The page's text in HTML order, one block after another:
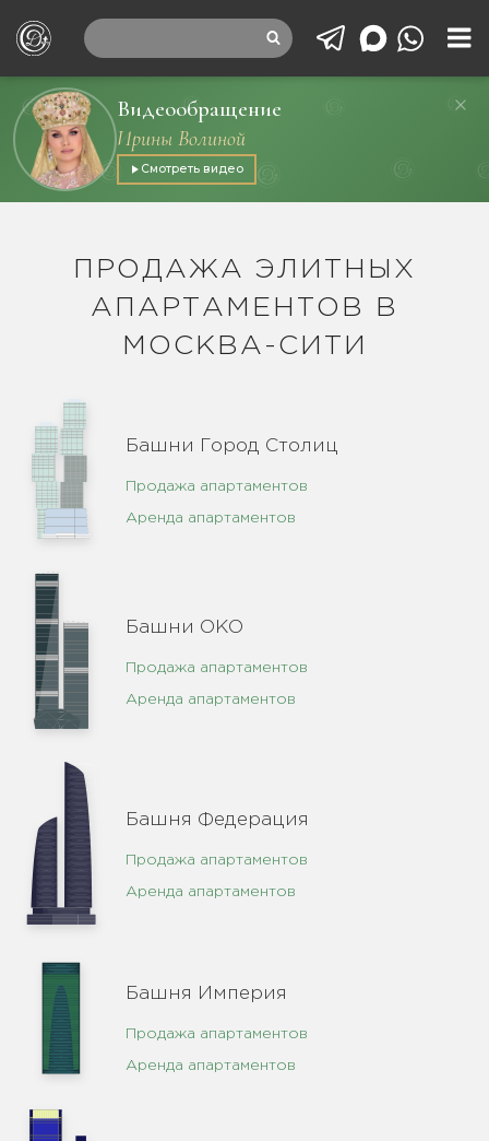
Видеообращение
Ирины Волиной
Смотреть видео
ПРОДАЖА ЭЛИТНЫХ
АПАРТАМЕНТОВ В
МОСКВА-СИТИ
Башни Город Столиц
Продажа апартаментов
Аренда апартаментов
Башни ОКО
Продажа апартаментов
Аренда апартаментов
Башня Федерация
Продажа апартаментов
Аренда апартаментов
Башня Империя
Продажа апартаментов
Аренда апартаментов